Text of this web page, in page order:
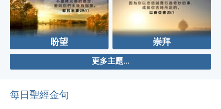
盼望 崇拜
更多主題...
每日聖經金句